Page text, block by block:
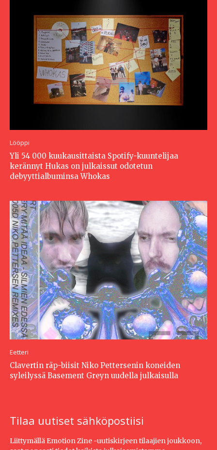
Lööppi
Yli 54 000 kuukausittaista Spotify-kuuntelijaa
kerännyt Hukas on julkaissut odotetun
debyyttialbuminsa Whokas
Eetteri
Clavertin räp-biisit Niko Pettersenin koneiden
syleilyssä Basement Greyn uudella julkaisulla
Tilaa uutiset sähköpostiisi
Liittymällä Emotion Zine -uutiskirjeen tilaajien joukkoon,